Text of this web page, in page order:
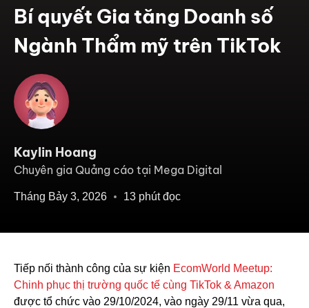
Bí quyết Gia tăng Doanh số
Ngành Thẩm mỹ trên TikTok
Kaylin Hoang
Chuyên gia Quảng cáo tại Mega Digital
Tháng Bảy 3, 2026 13 phút đọc
Tiếp nối thành công của sự kiện EcomWorld Meetup:
Chinh phục thị trường quốc tế cùng TikTok & Amazon
được tổ chức vào 29/10/2024, vào ngày 29/11 vừa qua,